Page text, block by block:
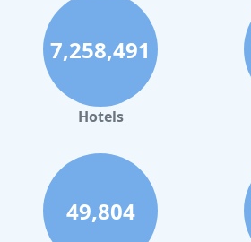
Luxushotels auf Gran Canaria
Luxushotels auf Mykonos
Luxushotels in Bozen
Luxushotels in Italien
Luxushotels im Sauerland
Luxushotels auf den Kanarischen
Luxushotels auf Fuerteventura
7,258,491
Hotels
49,804